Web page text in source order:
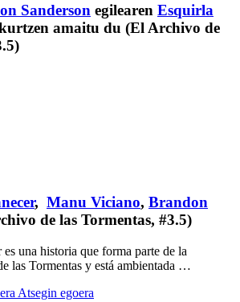
Sanderson egilearen Esquirla
amaitu du (El Archivo de
, Manu Viciano, Brandon
de las Tormentas, #3.5)
una historia que forma parte de la
las Tormentas y está ambientada …
Atsegin egoera